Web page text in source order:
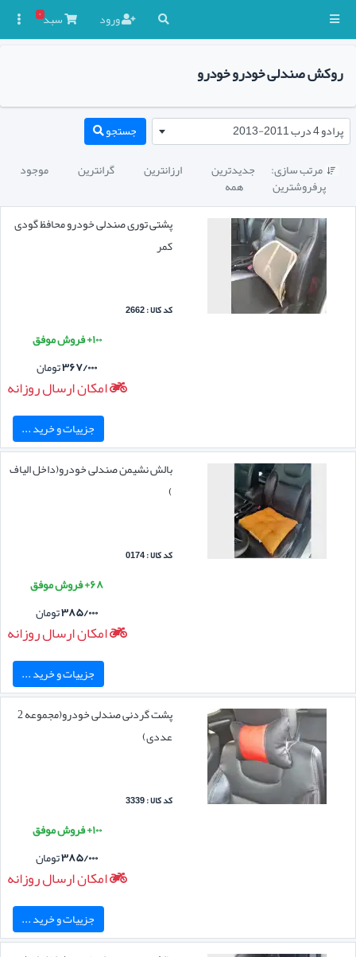
ورود سبد۰
روکش صندلی خودرو خودرو
پرادو 4 درب 2011-2013 جستجو
 مرتب سازی: جدیدترین ارزانترین گرانترین موجود
پرفروشترین
همه
پشتی توری صندلی خودرو محافظ گودی
کمر
کد کالا : 2662
۱۰۰+ فروش موفق
۳۶۷/۰۰۰تومان
امکان ارسال روزانه
جزییات و خرید ...
بالش نشیمن صندلی خودرو(داخل الیاف
)
کد کالا : 0174
۶۸+ فروش موفق
۳۸۵/۰۰۰تومان
امکان ارسال روزانه
جزییات و خرید ...
پشت گردنی صندلی خودرو(مجموعه 2
عددی)
کد کالا : 3339
۱۰۰+ فروش موفق
۳۸۵/۰۰۰تومان
امکان ارسال روزانه
جزییات و خرید ...